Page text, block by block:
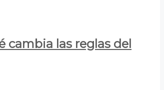
cambia las reglas del